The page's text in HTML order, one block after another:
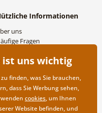
Informationen
uns
Fragen
und
uns wichtig
finden, was Sie brauchen,
dass Sie Werbung sehen,
cookies, um Ihnen
Website befinden, und